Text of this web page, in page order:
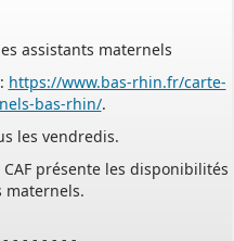
:https://www.bas-rhin.fr/carte-
bas-rhin/.
les vendredis.
présente les disponibilités
maternels.